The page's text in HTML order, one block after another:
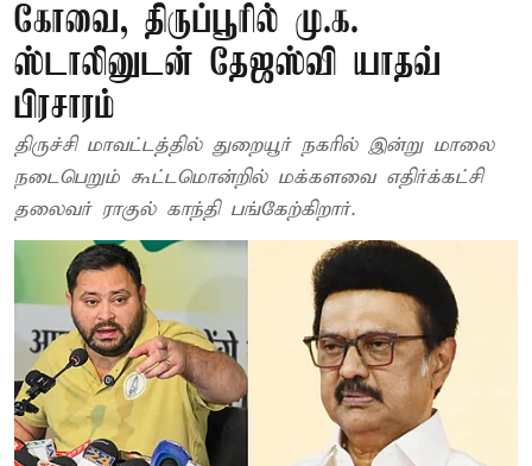
கோவை, திருப்பூரில் மு.க.
ஸ்டாலினுடன் தேஜஸ்வி யாதவ்
பிரசாரம்
திருச்சி மாவட்டத்தில் துறையூர் நகரில் இன்று மாலை
நடைபெறும் கூட்டமொன்றில் மக்களவை எதிர்க்கட்சி
தலைவர் ராகுல் காந்தி பங்கேற்கிறார்.